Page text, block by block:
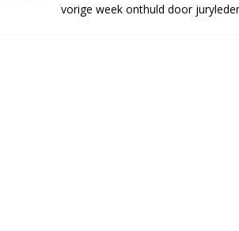
vorige week onthuld door